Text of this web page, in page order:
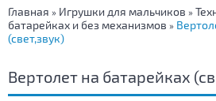
Главная » Игрушки для мальчиков »
батарейках и без механизмов »
(свет,звук)
Вертолет на батарейках